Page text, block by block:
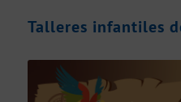
Talleres infantiles